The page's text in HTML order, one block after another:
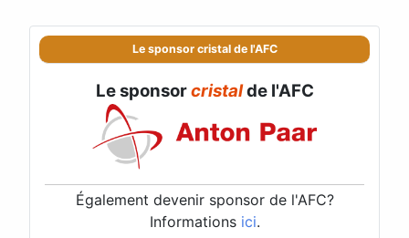
Le sponsor cristal de l'AFC
Le sponsorcristalde l'AFC
Également devenir sponsor de l'AFC?
Informations ici.